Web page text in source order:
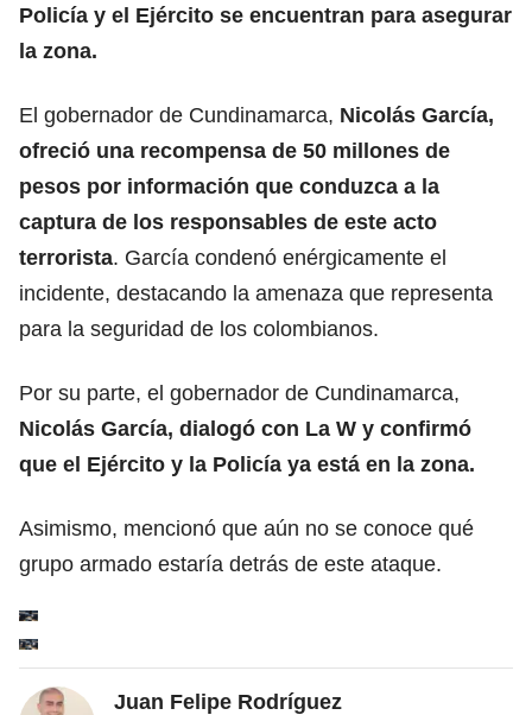
Policía y el Ejército se encuentran para asegurar
la zona.
El gobernador de Cundinamarca, Nicolás García,
ofreció una recompensa de 50 millones de
pesos por información que conduzca a la
captura de los responsables de este acto
terrorista. García condenó enérgicamente el
incidente, destacando la amenaza que representa
para la seguridad de los colombianos.
Por su parte, el gobernador de Cundinamarca,
Nicolás García, dialogó con La W y confirmó
que el Ejército y la Policía ya está en la zona.
Asimismo, mencionó que aún no se conoce qué
grupo armado estaría detrás de este ataque.
Juan Felipe Rodríguez